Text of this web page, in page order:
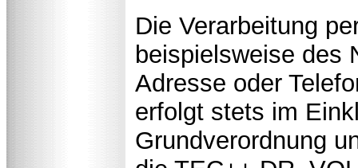
Die Verarbeitung
beispielsweise des
Adresse oder
erfolgt stets im
Grundverordnung